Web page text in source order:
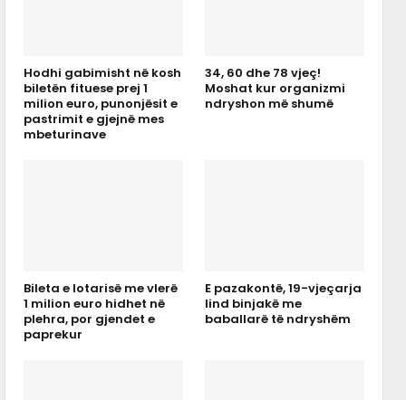
Hodhi gabimisht në kosh
biletën fituese prej 1
milion euro, punonjësit e
pastrimit e gjejnë mes
mbeturinave
34, 60 dhe 78 vjeç!
Moshat kur organizmi
ndryshon më shumë
Bileta e lotarisë me vlerë
1 milion euro hidhet në
plehra, por gjendet e
paprekur
E pazakontë, 19-vjeçarja
lind binjakë me
baballarë të ndryshëm